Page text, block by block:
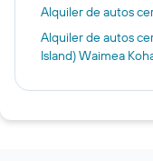
Alquiler de autos
Alquiler de autos
Island) Waimea